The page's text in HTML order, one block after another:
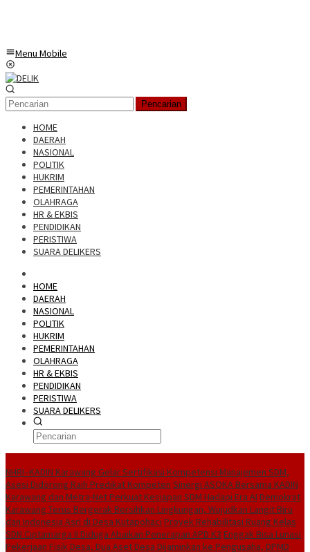
Menu Mobile
Pencarian
HOME
DAERAH
NASIONAL
POLITIK
HUKRIM
PEMERINTAHAN
OLAHRAGA
HR & EKBIS
PENDIDIKAN
PERISTIWA
SUARA DELIKERS
HOME
DAERAH
NASIONAL
POLITIK
HUKRIM
PEMERINTAHAN
OLAHRAGA
HR & EKBIS
PENDIDIKAN
PERISTIWA
SUARA DELIKERS
NHRI–KADIN Karawang Gelar Sertifikasi Kompetensi Manajemen SDM,
Asesi Didorong Raih Predikat Kompeten Sinergi ASOKA Bersama KADIN
Karawang dan Metra-Net Perkuat Kesiapan SDM Hadapi Era AI Demokrat
Karawang Terus Bergerak Bersihkan Lingkungan, Wujudkan Langit Biru
dan Indonesia Asri di Desa Kutapohaci Proyek Rehabilitasi Ruang Kelas
SDN Ciptamarga II Diduga Abaikan Penerapan APD K3 Enggak Bisa Lunasi
Pekerjaan Fisik Desa, Dua Aset Desa Dijaminkan ke Pengusaha, DPMD